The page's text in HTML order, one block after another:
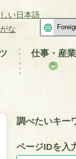
い日本語
な
仕事・産業
調べたいキー
ページIDを入